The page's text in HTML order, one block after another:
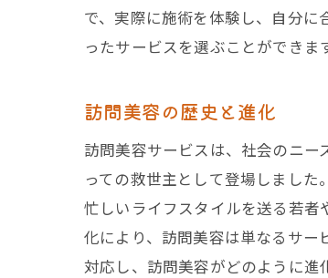
で、実際に施術を体験し、自分
ったサービスを選ぶことができま
訪問美容の歴史と進化
訪問美容サービスは、社会のニ
っての救世主として登場しまし
忙しいライフスタイルを送る若
化により、訪問美容は単なるサー
対応し、訪問美容がどのように進